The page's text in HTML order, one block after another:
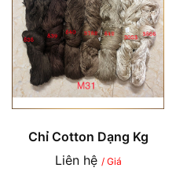
Chỉ Cotton Dạng Kg
Liên hệ / Giá